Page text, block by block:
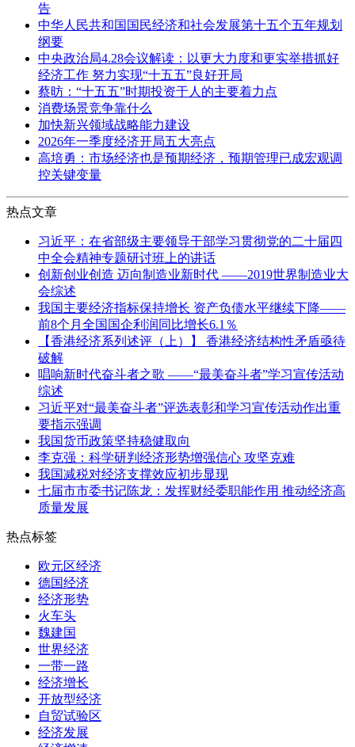
告
中华人民共和国国民经济和社会发展第十五个五年规划
纲要
中央政治局4.28会议解读：以更大力度和更实举措抓好
经济工作 努力实现“十五五”良好开局
蔡昉：“十五五”时期投资于人的主要着力点
消费场景竞争靠什么
加快新兴领域战略能力建设
2026年一季度经济开局五大亮点
高培勇：市场经济也是预期经济，预期管理已成宏观调
控关键变量
热点文章
习近平：在省部级主要领导干部学习贯彻党的二十届四
中全会精神专题研讨班上的讲话
创新创业创造 迈向制造业新时代 ——2019世界制造业大
会综述
我国主要经济指标保持增长 资产负债水平继续下降——
前8个月全国国企利润同比增长6.1％
【香港经济系列述评（上）】 香港经济结构性矛盾亟待
破解
唱响新时代奋斗者之歌 ——“最美奋斗者”学习宣传活动
综述
习近平对“最美奋斗者”评选表彰和学习宣传活动作出重
要指示强调
我国货币政策坚持稳健取向
李克强：科学研判经济形势增强信心 攻坚克难
我国减税对经济支撑效应初步显现
七届市市委书记陈龙：发挥财经委职能作用 推动经济高
质量发展
热点标签
欧元区经济
德国经济
经济形势
火车头
魏建国
世界经济
一带一路
经济增长
开放型经济
自贸试验区
经济发展